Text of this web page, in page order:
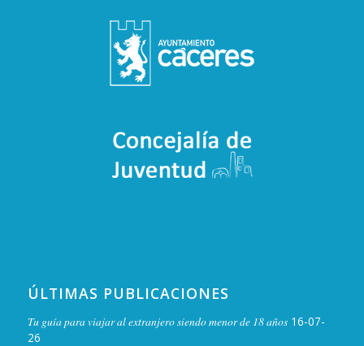
ÚLTIMAS PUBLICACIONES
Tu guía para viajar al extranjero siendo menor de 18 años 16-07-
26